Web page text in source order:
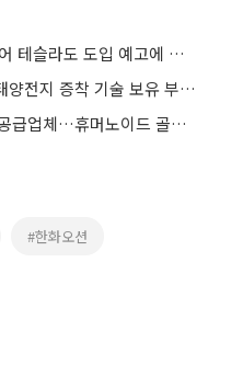
인포뱅크, 카플레이 현대차 이어 테슬라도 도입 예고에 상승세
선익시스템, 페로브스카이트 태양전지 증착 기술 보유 부각에 상승세
유니테크노, 현대차-삼성SDI 공급업체…휴머노이드 골격 양산 체계 구축 예정에 상승세
#한화오션